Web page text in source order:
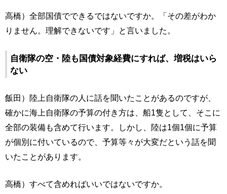
高橋）全部国債でできるではないですか。「その差がわか
りません。理解できないです」と言いました。
自衛隊の空・陸も国債対象経費にすれば、増税はいら
ない
飯田）陸上自衛隊の人に話を聞いたことがあるのですが、
確かに海上自衛隊の予算の付き方は、船1隻として、そこに
全部の装備も含めて行います。しかし、陸は1個1個に予算
が個別に付いているので、予算等々が大変だという話を聞
いたことがあります。
高橋）すべて含めればいいではないですか。